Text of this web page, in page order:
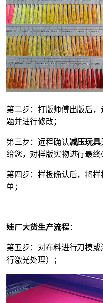
第二步：打版师傅出版后，
题并进行修改；
第三步：远程确认减压玩具
给您，对样版实物进行最终
第四步：样板确认后，将
单；
娃厂大货生产流程：
第五步：对布料进行刀模
行激光处理）；